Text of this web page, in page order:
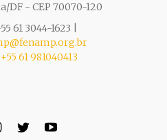
DF - CEP 70070-120
61 3044-1623 |
+55 61 981040413